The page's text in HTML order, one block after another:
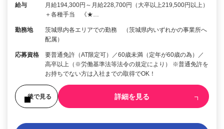
給与
月給194,300円～月給228,700円（大卒以上219,500円以上）
＋各種手当 《★…
勤務地
茨城県内各エリアでの勤務 （茨城県内いずれかの事業所へ
配属）
応募資格
要普通免許（AT限定可）／60歳未満（定年が60歳の為）／
高卒以上（※労働基準法等法令の規定により） ※普通免許を
お持ちでない方は入社までの取得でOK！
後で見る 詳細を見る